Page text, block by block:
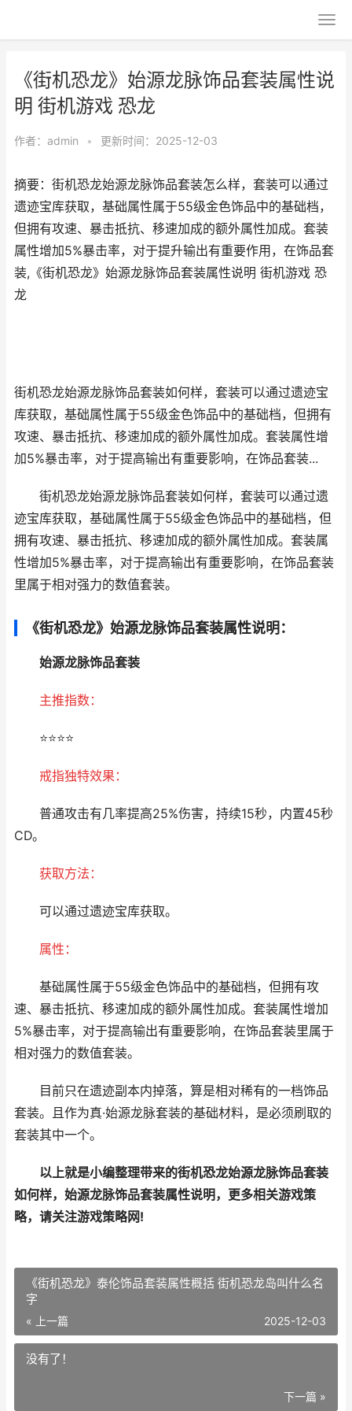
《街机恐龙》始源龙脉饰品套装属性说
明 街机游戏 恐龙
作者： admin • 更新时间：2025-12-03
摘要：街机恐龙始源龙脉饰品套装怎么样，套装可以通过
遗迹宝库获取，基础属性属于55级金色饰品中的基础档，
但拥有攻速、暴击抵抗、移速加成的额外属性加成。套装
属性增加5%暴击率，对于提升输出有重要作用，在饰品套
装,《街机恐龙》始源龙脉饰品套装属性说明 街机游戏 恐
龙
街机恐龙始源龙脉饰品套装如何样，套装可以通过遗迹宝
库获取，基础属性属于55级金色饰品中的基础档，但拥有
攻速、暴击抵抗、移速加成的额外属性加成。套装属性增
加5%暴击率，对于提高输出有重要影响，在饰品套装...
街机恐龙始源龙脉饰品套装如何样，套装可以通过遗
迹宝库获取，基础属性属于55级金色饰品中的基础档，但
拥有攻速、暴击抵抗、移速加成的额外属性加成。套装属
性增加5%暴击率，对于提高输出有重要影响，在饰品套装
里属于相对强力的数值套装。
《街机恐龙》始源龙脉饰品套装属性说明：
始源龙脉饰品套装
主推指数：
⭐⭐⭐⭐
戒指独特效果：
普通攻击有几率提高25%伤害，持续15秒，内置45秒
CD。
获取方法：
可以通过遗迹宝库获取。
属性：
基础属性属于55级金色饰品中的基础档，但拥有攻
速、暴击抵抗、移速加成的额外属性加成。套装属性增加
5%暴击率，对于提高输出有重要影响，在饰品套装里属于
相对强力的数值套装。
目前只在遗迹副本内掉落，算是相对稀有的一档饰品
套装。且作为真·始源龙脉套装的基础材料，是必须刷取的
套装其中一个。
以上就是小编整理带来的街机恐龙始源龙脉饰品套装
如何样，始源龙脉饰品套装属性说明 ，更多相关游戏策
略，请关注游戏策略网!
《街机恐龙》泰伦饰品套装属性概括 街机恐龙岛叫什么名
字
« 上一篇 2025-12-03
没有了！
下一篇 »